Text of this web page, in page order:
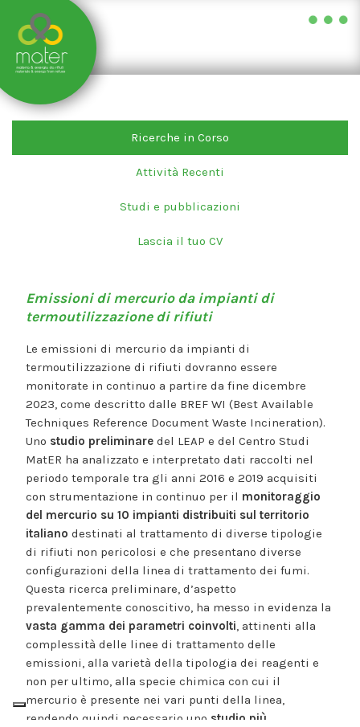
Skip
content
Ricerche in Corso
Attività Recenti
Studi e pubblicazioni
Lascia il tuo CV
Emissioni di mercurio da impianti di
termoutilizzazione di rifiuti
Le emissioni di mercurio da impianti di
termoutilizzazione di rifiuti dovranno essere
monitorate in continuo a partire da fine dicembre
2023, come descritto dalle BREF WI (Best Available
Techniques Reference Document Waste Incineration).
Uno studio preliminare del LEAP e del Centro Studi
MatER ha analizzato e interpretato dati raccolti nel
periodo temporale tra gli anni 2016 e 2019 acquisiti
con strumentazione in continuo per il monitoraggio
del mercurio su 10 impianti distribuiti sul territorio
italiano destinati al trattamento di diverse tipologie
di rifiuti non pericolosi e che presentano diverse
configurazioni della linea di trattamento dei fumi.
Questa ricerca preliminare, d’aspetto
prevalentemente conoscitivo, ha messo in evidenza la
vasta gamma dei parametri coinvolti, attinenti alla
complessità delle linee di trattamento delle
emissioni, alla varietà della tipologia dei reagenti e
non per ultimo, alla specie chimica con cui il
mercurio è presente nei vari punti della linea,
rendendo quindi necessario uno studio più